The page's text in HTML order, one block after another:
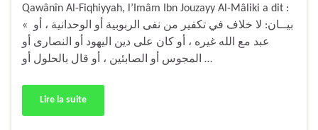
Qawânîn Al-Fiqhiyyah, l’Imâm Ibn Jouzayy Al-Mâliki a dit :
« بيــان: لا خلاف في تكفير من نفى الربوبية أو الوحدانية ، أو
عبد مع الله غيره ، أو كان على دين اليهود أو النصارى أو
المجوس أو الصابئين ، أو قال بالحلول أو …
Lire la suite